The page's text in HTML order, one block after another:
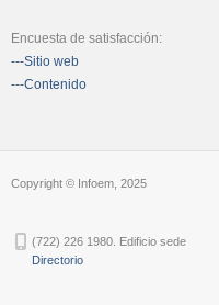
Encuesta de satisfacción:
---Sitio web
---Contenido
Copyright © Infoem, 2025
(722) 226 1980. Edificio sede
Directorio